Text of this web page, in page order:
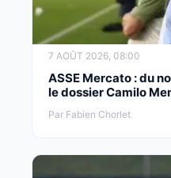
7 AOÛT 2026, 08:00
ASSE Mercato : du
le dossier Camilo
Par Fabien Chorlet